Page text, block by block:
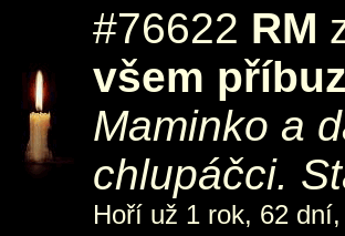
#76622 RM
všem
Maminko a
chlupáčci.
Hoří už 1 rok, 62